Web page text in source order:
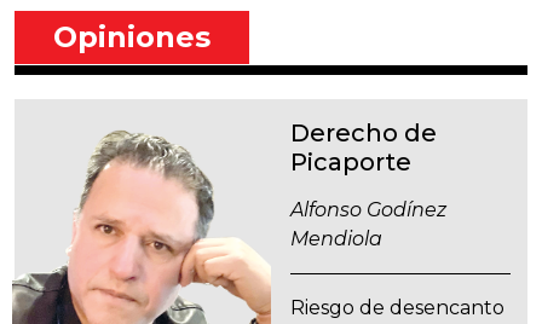
Opiniones
Derecho de
Picaporte
Alfonso Godínez
Mendiola
Riesgo de desencanto